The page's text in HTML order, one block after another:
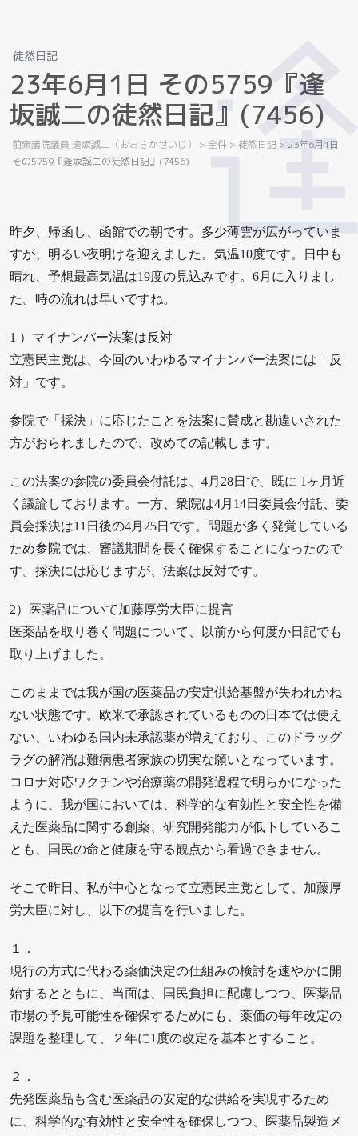
徒然日記
23年6月1 日 その5759 『逢
坂誠二の徒然日記』 (7456)
前衆議院議員 逢坂誠二（おおさかせいじ） > 全件 > 徒然日記 >23年6月1日
その5759『逢坂誠二の徒然日記』(7456)
昨夕、帰函し、函館での朝です。多少薄雲が広がっていま
すが、明るい夜明けを迎えました。気温10度です。日中も
晴れ、予想最高気温は19度の見込みです。6月に入りまし
た。時の流れは早いですね。
1 ）マイナンバー法案は反対
立憲民主党は、今回のいわゆるマイナンバー法案には「反
対」です。
参院で「採決」に応じたことを法案に賛成と勘違いされた
方がおられましたので、改めての記載します。
この法案の参院の委員会付託は、4月28日で、既に 1ヶ月近
く議論しております。一方、衆院は4月14日委員会付託、委
員会採決は11日後の4月25日です。問題が多く発覚している
ため参院では、審議期間を長く確保することになったので
す。採決には応じますが、法案は反対です。
2）医薬品について加藤厚労大臣に提言
医薬品を取り巻く問題について、以前から何度か日記でも
取り上げました。
このままでは我が国の医薬品の安定供給基盤が失われかね
ない状態です。欧米で承認されているものの日本では使え
ない、いわゆる国内未承認薬が増えており、このドラッグ
ラグの解消は難病患者家族の切実な願いとなっています。
コロナ対応ワクチンや治療薬の開発過程で明らかになった
ように、我が国においては、科学的な有効性と安全性を備
えた医薬品に関する創薬、研究開発能力が低下しているこ
とも、国民の命と健康を守る観点から看過できません。
そこで昨日、私が中心となって立憲民主党として、加藤厚
労大臣に対し、以下の提言を行いました。
１．
現行の方式に代わる薬価決定の仕組みの検討を速やかに開
始するとともに、当面は、国民負担に配慮しつつ、医薬品
市場の予見可能性を確保するためにも、薬価の毎年改定の
課題を整理して、２年に1度の改定を基本とすること。
２．
先発医薬品も含む医薬品の安定的な供給を実現するため
に、科学的な有効性と安全性を確保しつつ、医薬品製造メ